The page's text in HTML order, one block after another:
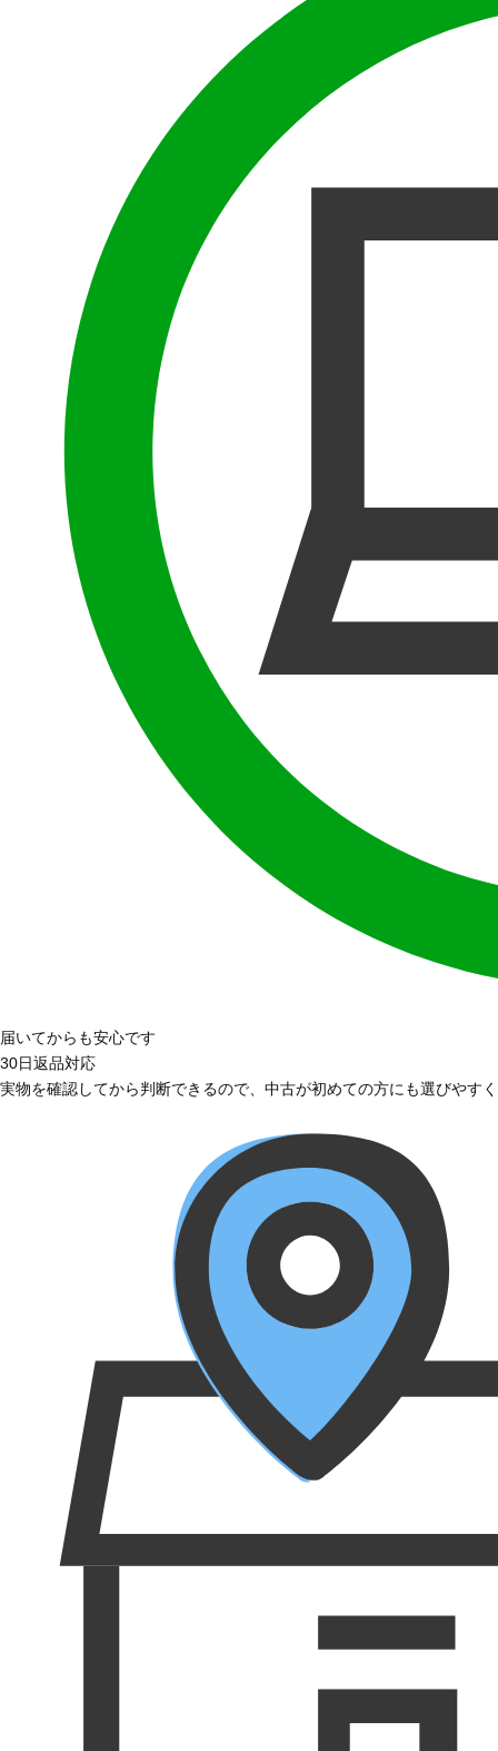
届いてからも安心です
30日返品対応
実物を確認してから判断できるので、中古が初めての方にも選びやす